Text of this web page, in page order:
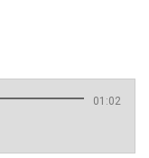
01:02